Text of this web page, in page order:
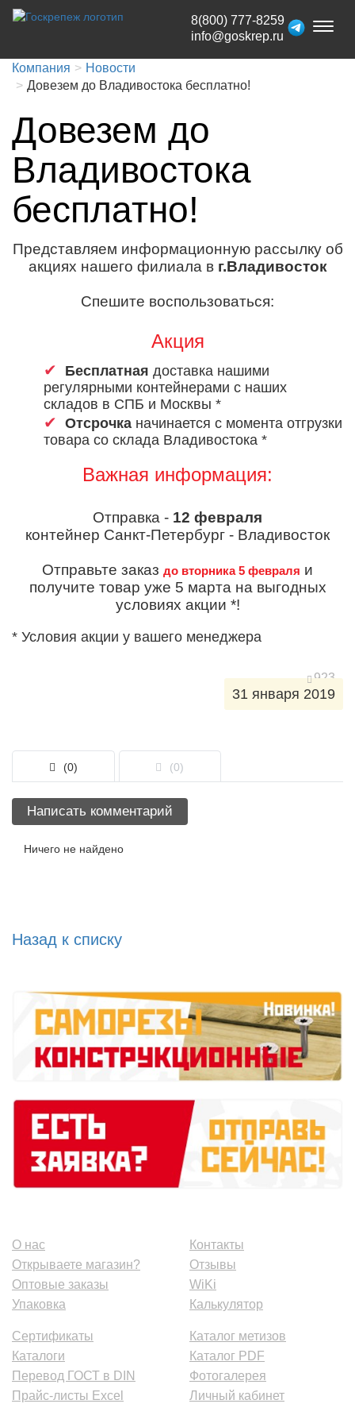
Toggle
8(800) 777-8259
info@goskrep.ru
Компания
Новости
Довезем до Владивостока бесплатно!
Довезем до
Владивостока
бесплатно!
Представляем информационную рассылку об
акциях нашего филиала в г.Владивосток
Спешите воспользоваться:
Акция
Бесплатная доставка нашими
регулярными контейнерами с наших
складов в СПБ и Москвы *
Отсрочка начинается с момента отгрузки
товара со склада Владивостока *
Важная информация:
Отправка - 12 февраля
контейнер Санкт-Петербург - Владивосток
Отправьте заказ до вторника 5 февраля и
получите товар уже 5 марта на выгодных
условиях акции *!
* Условия акции у вашего менеджера
923
31 января 2019
(0) (0)
Написать комментарий
Ничего не найдено
Назад к списку
О нас
Открываете магазин?
Оптовые заказы
Упаковка
Контакты
Отзывы
WiKi
Калькулятор
Сертификаты
Каталоги
Перевод ГОСТ в DIN
Прайс-листы Excel
Каталог метизов
Каталог PDF
Фотогалерея
Личный кабинет